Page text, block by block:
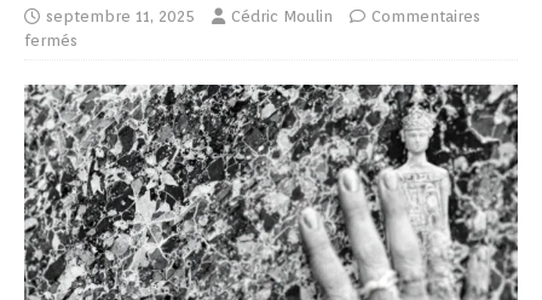
septembre 11, 2025 Cédric Moulin
Commentaires
fermés